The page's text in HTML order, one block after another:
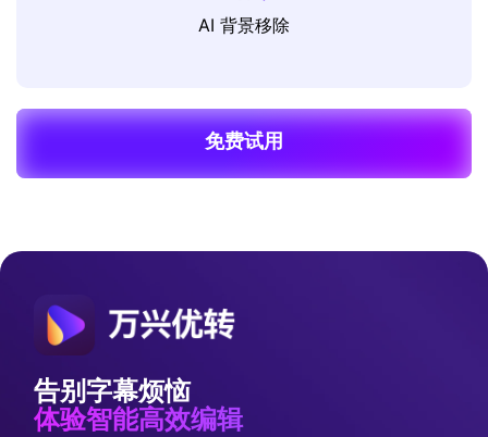
AI 背景移除
免费试用
告别字幕烦恼
体验智能高效编辑